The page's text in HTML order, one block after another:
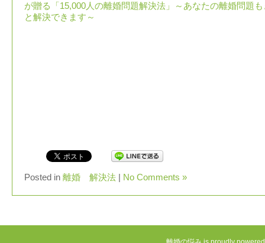
が贈る「15,000人の離婚問題解決法」～あなたの離婚問題
と解決できます～
Posted in 離婚 解決法 | No Comments »